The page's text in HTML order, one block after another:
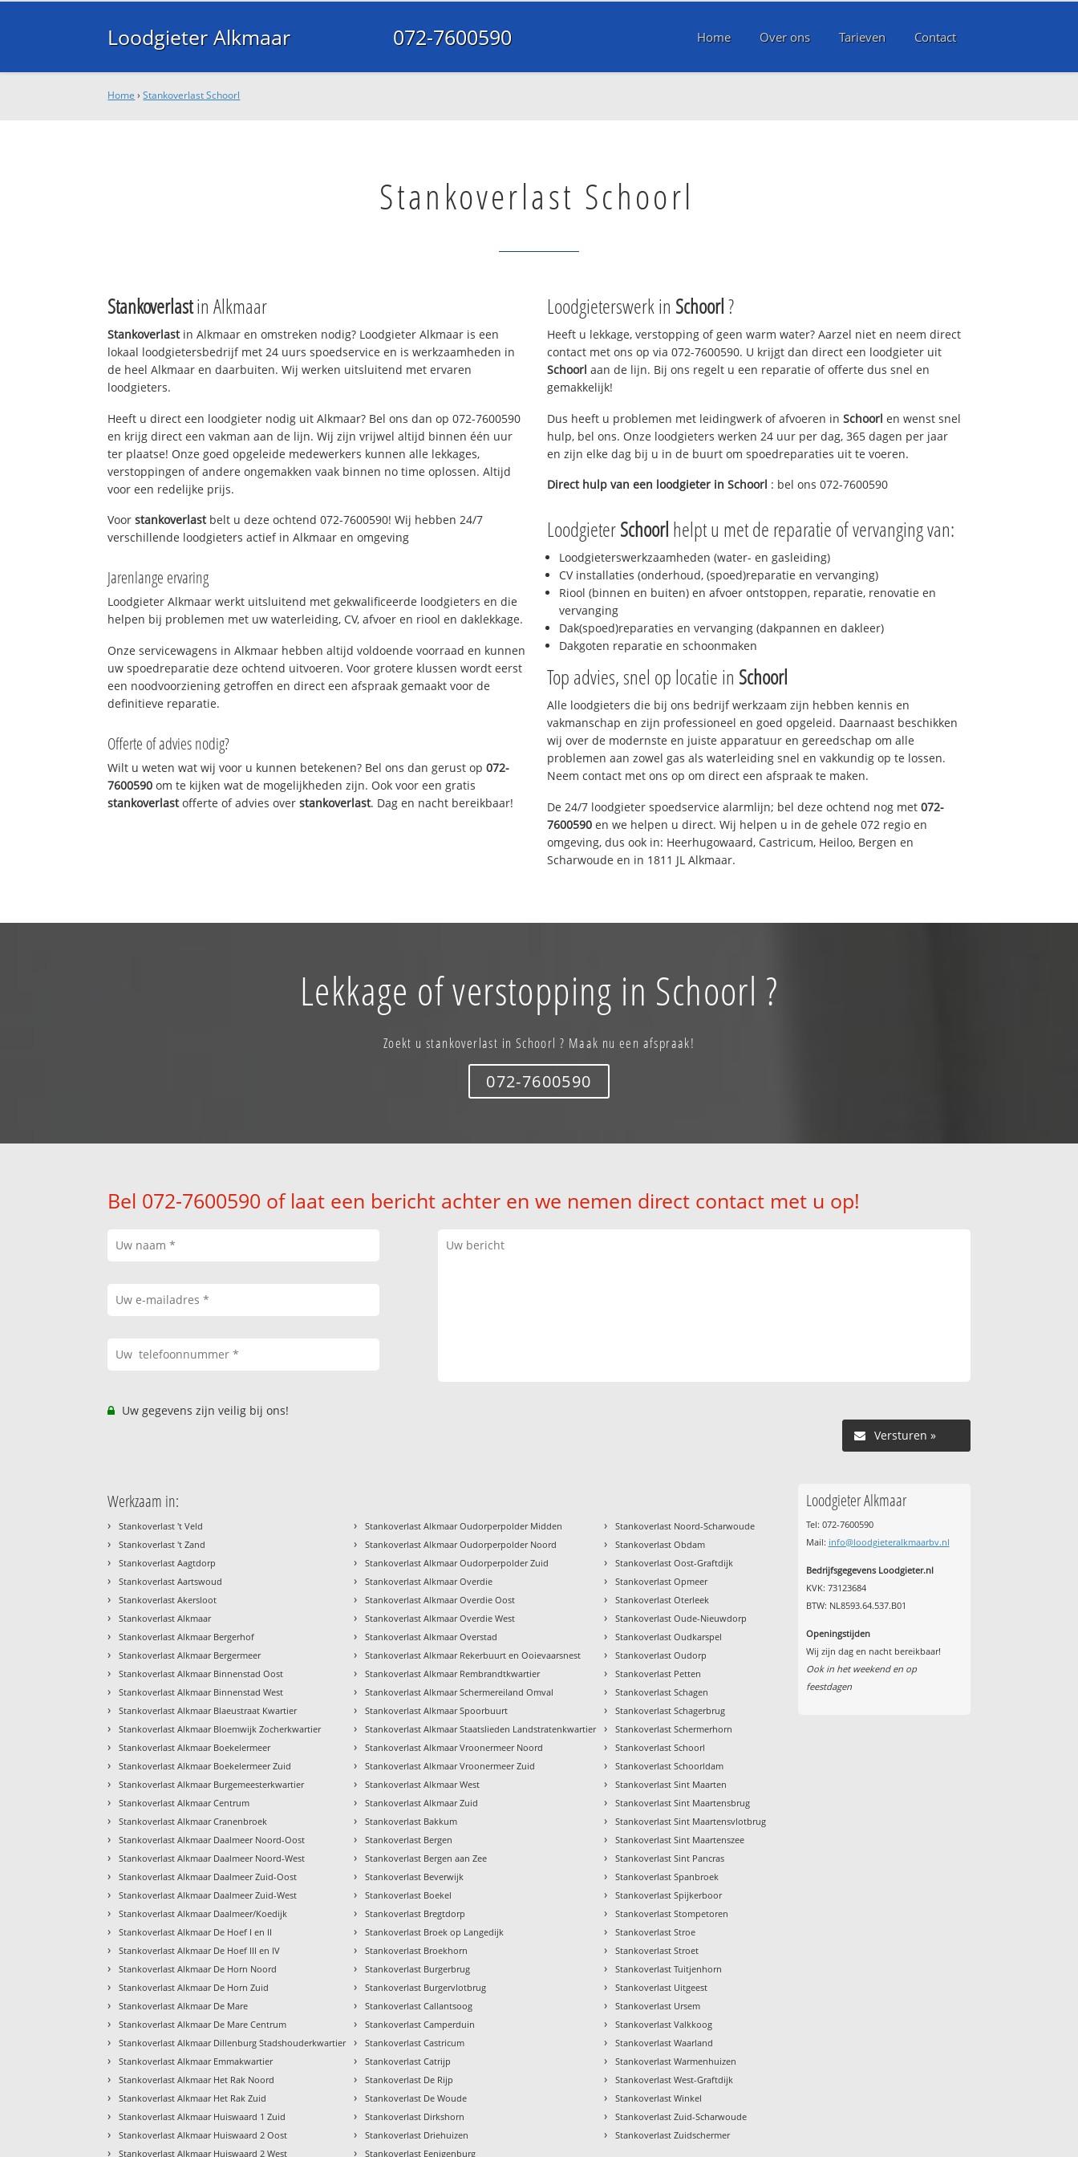
Loodgieter Alkmaar 072-7600590 Home Over ons Tarieven Contact
Home ›Stankoverlast Schoorl
Stankoverlast Schoorl
Stankoverlastin Alkmaar
Stankoverlastin Alkmaar en omstreken nodig? Loodgieter Alkmaar is een
lokaal loodgietersbedrijf met 24 uurs spoedservice en is werkzaamheden in
de heel Alkmaar en daarbuiten. Wij werken uitsluitend met ervaren
loodgieters.
Heeft u direct een loodgieter nodig uit Alkmaar? Bel ons dan op 072-7600590
en krijg direct een vakman aan de lijn. Wij zijn vrijwel altijd binnen één uur
ter plaatse! Onze goed opgeleide medewerkers kunnen alle lekkages,
verstoppingen of andere ongemakken vaak binnen no time oplossen. Altijd
voor een redelijke prijs.
Voorstankoverlastbelt u deze ochtend 072-7600590! Wij hebben 24/7
verschillende loodgieters actief in Alkmaar en omgeving
Jarenlange ervaring
Loodgieter Alkmaar werkt uitsluitend met gekwalificeerde loodgieters en die
helpen bij problemen met uw waterleiding, CV, afvoer en riool en daklekkage.
Onze servicewagens in Alkmaar hebben altijd voldoende voorraad en kunnen
uw spoedreparatie deze ochtend uitvoeren. Voor grotere klussen wordt eerst
een noodvoorziening getroffen en direct een afspraak gemaakt voor de
definitieve reparatie.
Offerte of advies nodig?
Wilt u weten wat wij voor u kunnen betekenen? Bel ons dan gerust op072-
7600590 om te kijken wat de mogelijkheden zijn. Ook voor een gratis
stankoverlastofferte of advies overstankoverlast. Dag en nacht bereikbaar!
Loodgieterswerk in Schoorl?
Heeft u lekkage, verstopping of geen warm water? Aarzel niet en neem direct
contact met ons op via 072-7600590. U krijgt dan direct een loodgieter uit
Schoorl aan de lijn. Bij ons regelt u een reparatie of offerte dus snel en
gemakkelijk!
Dus heeft u problemen met leidingwerk of afvoeren in Schoorl en wenst snel
hulp, bel ons. Onze loodgieters werken 24 uur per dag, 365 dagen per jaar
en zijn elke dag bij u in de buurt om spoedreparaties uit te voeren.
Direct hulp van een loodgieter in Schoorl : bel ons 072-7600590
LoodgieterSchoorl helpt u met de reparatie of vervanging van:
Loodgieterswerkzaamheden (water- en gasleiding)
CV installaties (onderhoud, (spoed)reparatie en vervanging)
Riool (binnen en buiten) en afvoer ontstoppen, reparatie, renovatie en
vervanging
Dak(spoed)reparaties en vervanging (dakpannen en dakleer)
Dakgoten reparatie en schoonmaken
Top advies, snel op locatie in Schoorl
Alle loodgieters die bij ons bedrijf werkzaam zijn hebben kennis en
vakmanschap en zijn professioneel en goed opgeleid. Daarnaast beschikken
wij over de modernste en juiste apparatuur en gereedschap om alle
problemen aan zowel gas als waterleiding snel en vakkundig op te lossen.
Neem contact met ons op om direct een afspraak te maken.
De 24/7 loodgieter spoedservice alarmlijn; bel deze ochtend nog met 072-
7600590 en we helpen u direct. Wij helpen u in de gehele 072 regio en
omgeving, dus ook in: Heerhugowaard, Castricum, Heiloo, Bergen en
Scharwoude en in 1811 JL Alkmaar.
Lekkage of verstopping in Schoorl ?
Zoekt u stankoverlast in Schoorl ? Maak nu een afspraak!
072-7600590
Bel 072-7600590 of laat een bericht achter en we nemen direct contact met u op!
Uw gegevens zijn veilig bij ons!
Versturen »
Werkzaam in:
› Stankoverlast 't Veld
› Stankoverlast 't Zand
› Stankoverlast Aagtdorp
› Stankoverlast Aartswoud
› Stankoverlast Akersloot
› Stankoverlast Alkmaar
› Stankoverlast Alkmaar Bergerhof
› Stankoverlast Alkmaar Bergermeer
› Stankoverlast Alkmaar Binnenstad Oost
› Stankoverlast Alkmaar Binnenstad West
› Stankoverlast Alkmaar Blaeustraat Kwartier
› Stankoverlast Alkmaar Bloemwijk Zocherkwartier
› Stankoverlast Alkmaar Boekelermeer
› Stankoverlast Alkmaar Boekelermeer Zuid
› Stankoverlast Alkmaar Burgemeesterkwartier
› Stankoverlast Alkmaar Centrum
› Stankoverlast Alkmaar Cranenbroek
› Stankoverlast Alkmaar Daalmeer Noord-Oost
› Stankoverlast Alkmaar Daalmeer Noord-West
› Stankoverlast Alkmaar Daalmeer Zuid-Oost
› Stankoverlast Alkmaar Daalmeer Zuid-West
› Stankoverlast Alkmaar Daalmeer/Koedijk
› Stankoverlast Alkmaar De Hoef I en II
› Stankoverlast Alkmaar De Hoef III en IV
› Stankoverlast Alkmaar De Horn Noord
› Stankoverlast Alkmaar De Horn Zuid
› Stankoverlast Alkmaar De Mare
› Stankoverlast Alkmaar De Mare Centrum
› Stankoverlast Alkmaar Dillenburg Stadshouderkwartier
› Stankoverlast Alkmaar Emmakwartier
› Stankoverlast Alkmaar Het Rak Noord
› Stankoverlast Alkmaar Het Rak Zuid
› Stankoverlast Alkmaar Huiswaard 1 Zuid
› Stankoverlast Alkmaar Huiswaard 2 Oost
› Stankoverlast Alkmaar Huiswaard 2 West
› Stankoverlast Alkmaar Oudorperpolder Midden
› Stankoverlast Alkmaar Oudorperpolder Noord
› Stankoverlast Alkmaar Oudorperpolder Zuid
› Stankoverlast Alkmaar Overdie
› Stankoverlast Alkmaar Overdie Oost
› Stankoverlast Alkmaar Overdie West
› Stankoverlast Alkmaar Overstad
› Stankoverlast Alkmaar Rekerbuurt en Ooievaarsnest
› Stankoverlast Alkmaar Rembrandtkwartier
› Stankoverlast Alkmaar Schermereiland Omval
› Stankoverlast Alkmaar Spoorbuurt
› Stankoverlast Alkmaar Staatslieden Landstratenkwartier
› Stankoverlast Alkmaar Vroonermeer Noord
› Stankoverlast Alkmaar Vroonermeer Zuid
› Stankoverlast Alkmaar West
› Stankoverlast Alkmaar Zuid
› Stankoverlast Bakkum
› Stankoverlast Bergen
› Stankoverlast Bergen aan Zee
› Stankoverlast Beverwijk
› Stankoverlast Boekel
› Stankoverlast Bregtdorp
› Stankoverlast Broek op Langedijk
› Stankoverlast Broekhorn
› Stankoverlast Burgerbrug
› Stankoverlast Burgervlotbrug
› Stankoverlast Callantsoog
› Stankoverlast Camperduin
› Stankoverlast Castricum
› Stankoverlast Catrijp
› Stankoverlast De Rijp
› Stankoverlast De Woude
› Stankoverlast Dirkshorn
› Stankoverlast Driehuizen
› Stankoverlast Eenigenburg
› Stankoverlast Noord-Scharwoude
› Stankoverlast Obdam
› Stankoverlast Oost-Graftdijk
› Stankoverlast Opmeer
› Stankoverlast Oterleek
› Stankoverlast Oude-Nieuwdorp
› Stankoverlast Oudkarspel
› Stankoverlast Oudorp
› Stankoverlast Petten
› Stankoverlast Schagen
› Stankoverlast Schagerbrug
› Stankoverlast Schermerhorn
› Stankoverlast Schoorl
› Stankoverlast Schoorldam
› Stankoverlast Sint Maarten
› Stankoverlast Sint Maartensbrug
› Stankoverlast Sint Maartensvlotbrug
› Stankoverlast Sint Maartenszee
› Stankoverlast Sint Pancras
› Stankoverlast Spanbroek
› Stankoverlast Spijkerboor
› Stankoverlast Stompetoren
› Stankoverlast Stroe
› Stankoverlast Stroet
› Stankoverlast Tuitjenhorn
› Stankoverlast Uitgeest
› Stankoverlast Ursem
› Stankoverlast Valkkoog
› Stankoverlast Waarland
› Stankoverlast Warmenhuizen
› Stankoverlast West-Graftdijk
› Stankoverlast Winkel
› Stankoverlast Zuid-Scharwoude
› Stankoverlast Zuidschermer
Loodgieter Alkmaar
Tel: 072-7600590
Mail: info@loodgieteralkmaarbv.nl
Bedrijfsgegevens Loodgieter.nl
KVK: 73123684
BTW: NL8593.64.537.B01
Openingstijden
Wij zijn dag en nacht bereikbaar!
Ook in het weekend en op
feestdagen